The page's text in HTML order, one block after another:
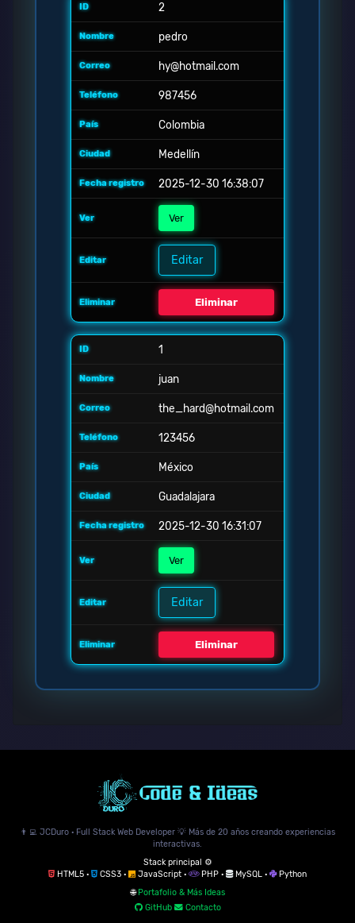
2
pedro
hy@hotmail.com
987456
Colombia
Medellín
2025-12-30 16:38:07
Ver
Editar
Eliminar
1
juan
the_hard@hotmail.com
123456
México
Guadalajara
2025-12-30 16:31:07
Ver
Editar
Eliminar
👨‍💻 JCDuro · Full Stack Web Developer 💡 Más de 20 años creando experiencias
interactivas.
Stack principal ⚙️
HTML5 ·
CSS3 · JavaScript · PHP · MySQL ·
Python
🌐Portafolio & Más Ideas
GitHub
Contacto